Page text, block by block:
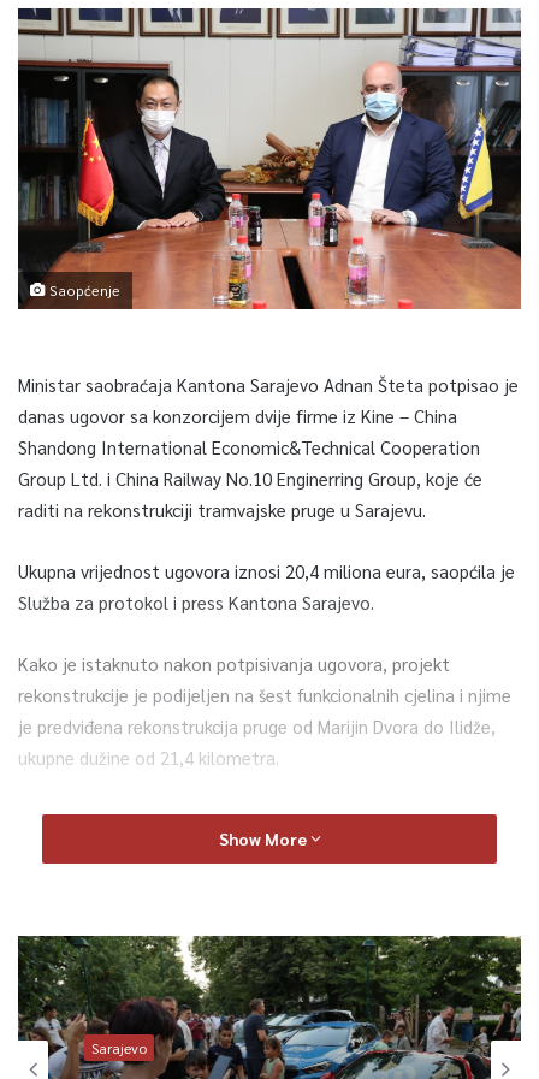
Saopćenje
Ministar saobraćaja Kantona Sarajevo Adnan Šteta potpisao je
danas ugovor sa konzorcijem dvije firme iz Kine – China
Shandong International Economic&Technical Cooperation
Group Ltd. i China Railway No.10 Enginerring Group, koje će
raditi na rekonstrukciji tramvajske pruge u Sarajevu.
Ukupna vrijednost ugovora iznosi 20,4 miliona eura, saopćila je
Služba za protokol i press Kantona Sarajevo.
Kako je istaknuto nakon potpisivanja ugovora, projekt
rekonstrukcije je podijeljen na šest funkcionalnih cjelina i njime
je predviđena rekonstrukcija pruge od Marijin Dvora do Ilidže,
ukupne dužine od 21,4 kilometra.
– Ovo je veliki dan za Sarajevo, jer nakon više od 60 godina prvi
put se kompletna pruga Marijin Dvor – Ilidža obnavlja. Današnje
raditi u interesu svih građana na stvarnom poboljšanju javnog
gradskog prijevoza – rekao je ministar Šteta i dodao da će
izvođač radova u posao biti uveden najdalje 28 dana od dana
potpisa ugovora.
Show More
Sarajevo